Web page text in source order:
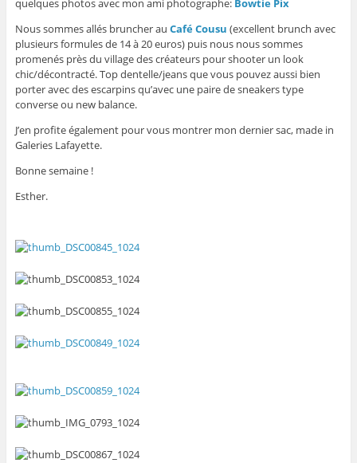
quelques photos avec mon ami photographe: Bowtie Pix
Nous sommes allés bruncher au Café Cousu (excellent brunch avec
plusieurs formules de 14 à 20 euros) puis nous nous sommes
promenés près du village des créateurs pour shooter un look
chic/décontracté. Top dentelle/jeans que vous pouvez aussi bien
porter avec des escarpins qu’avec une paire de sneakers type
converse ou new balance.
J’en profite également pour vous montrer mon dernier sac, made in
Galeries Lafayette.
Bonne semaine !
Esther.